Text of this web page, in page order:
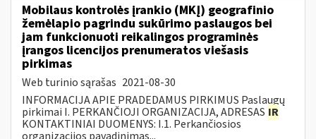
Mobilaus kontrolės įrankio (MKĮ) geografinio
žemėlapio pagrindu sukūrimo paslaugos bei
jam funkcionuoti reikalingos programinės
įrangos licencijos prenumeratos viešasis
pirkimas
Web turinio sąrašas 2021-08-30
INFORMACIJA APIE PRADEDAMUS PIRKIMUS Paslaugų
pirkimai I. PERKANČIOJI ORGANIZACIJA, ADRESAS IR
KONTAKTINIAI DUOMENYS: I.1. Perkančiosios
organizacijos pavadinimas...